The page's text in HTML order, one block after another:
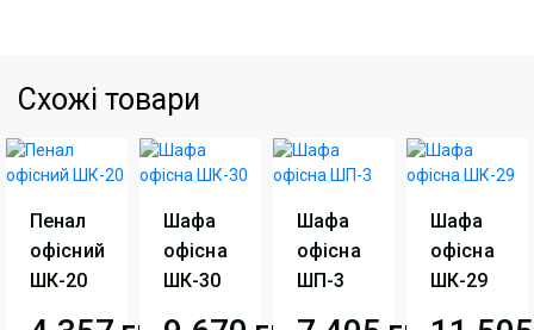
Схожі товари
Пенал
офісний
ШК-20
Шафа
офісна
ШК-30
Шафа
офісна
ШП-3
Шафа
офісна
ШК-29